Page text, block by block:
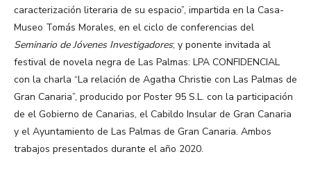
caracterización literaria de su espacio”, impartida en la Casa-
Museo Tomás Morales, en el ciclo de conferencias del
Seminario de Jóvenes Investigadores; y ponente invitada al
festival de novela negra de Las Palmas: LPA CONFIDENCIAL
con la charla “La relación de Agatha Christie con Las Palmas de
Gran Canaria”, producido por Poster 95 S.L. con la participación
de el Gobierno de Canarias, el Cabildo Insular de Gran Canaria
y el Ayuntamiento de Las Palmas de Gran Canaria. Ambos
trabajos presentados durante el año 2020.